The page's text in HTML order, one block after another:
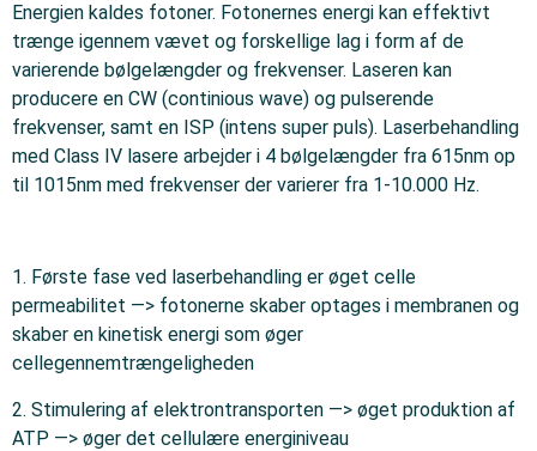
Energien kaldes fotoner. Fotonernes energi kan effektivt
trænge igennem vævet og forskellige lag i form af de
varierende bølgelængder og frekvenser. Laseren kan
producere en CW (continious wave) og pulserende
frekvenser, samt en ISP (intens super puls). Laserbehandling
med Class IV lasere arbejder i 4 bølgelængder fra 615nm op
til 1015nm med frekvenser der varierer fra 1-10.000 Hz.
1. Første fase ved laserbehandling er øget celle
permeabilitet —> fotonerne skaber optages i membranen og
skaber en kinetisk energi som øger
cellegennemtrængeligheden
2. Stimulering af elektrontransporten —> øget produktion af
ATP —> øger det cellulære energiniveau